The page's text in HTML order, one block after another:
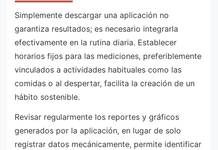
Simplemente descargar una aplicación no
garantiza resultados; es necesario integrarla
efectivamente en la rutina diaria. Establecer
horarios fijos para las mediciones, preferiblemente
vinculados a actividades habituales como las
comidas o al despertar, facilita la creación de un
hábito sostenible.
Revisar regularmente los reportes y gráficos
generados por la aplicación, en lugar de solo
registrar datos mecánicamente, permite identificar